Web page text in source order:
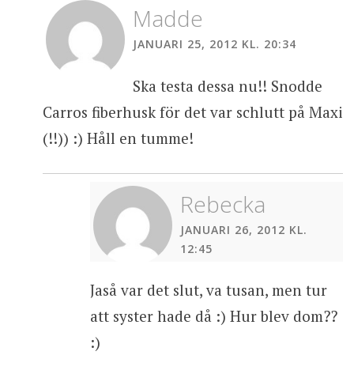
Madde
JANUARI 25, 2012 KL. 20:34
Ska testa dessa nu!! Snodde
Carros fiberhusk för det var schlutt på Maxi
(!!)) :) Håll en tumme!
Rebecka
JANUARI 26, 2012 KL.
12:45
Jaså var det slut, va tusan, men tur
att syster hade då :) Hur blev dom??
:)